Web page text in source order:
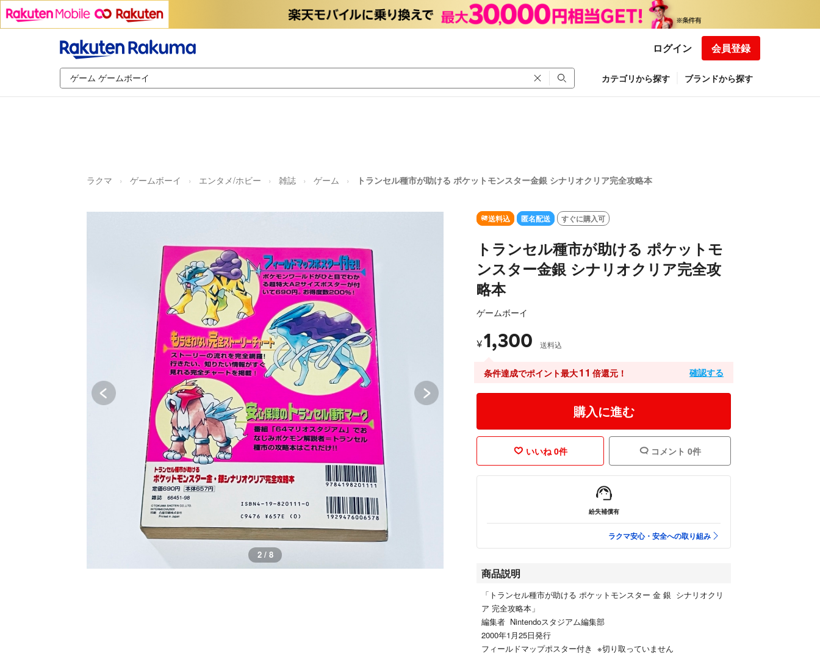
ログイン 会員登録
カテゴリから探す ブランドから探す
ラクマ ゲームボーイ エンタメ/ホビー 雑誌 ゲーム トランセル種市が助ける ポケットモンスター金銀 シナリオクリア完全攻略本
3 / 8
送料込 匿名配送 すぐに購入可
トランセル種市が助ける ポケットモ
ンスター金銀 シナリオクリア完全攻
略本
ゲームボーイ
¥1,300 送料込
条件達成でポイント最大11 倍還元！ 確認する
購入に進む
いいね 0件 コメント 0件
紛失補償有
ラクマ安心・安全への取り組み
商品説明
「トランセル種市が助ける ポケットモンスター 金 銀 シナリオクリ
ア 完全攻略本」
編集者 Nintendoスタジアム編集部
2000年1月25日発行
フィールドマップポスター付き ※切り取っていません